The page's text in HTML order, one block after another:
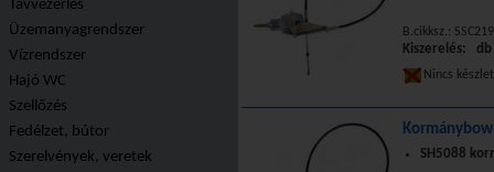
Távvezérlés
Üzemanyagrendszer
Vízrendszer
Hajó WC
Szellőzés
Fedélzet, bútor
Szerelvények, veretek
B.cikksz.:
Kiszerelés: db
Nincs
SH5088